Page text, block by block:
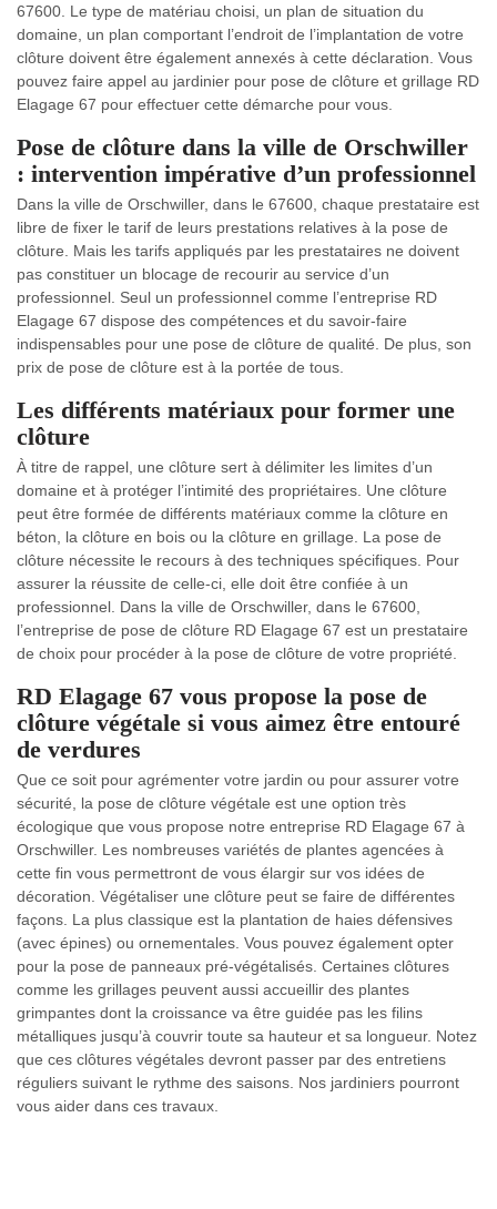
67600. Le type de matériau choisi, un plan de situation du
domaine, un plan comportant l’endroit de l’implantation de votre
clôture doivent être également annexés à cette déclaration. Vous
pouvez faire appel au jardinier pour pose de clôture et grillage RD
Elagage 67 pour effectuer cette démarche pour vous.
Pose de clôture dans la ville de Orschwiller
: intervention impérative d’un professionnel
Dans la ville de Orschwiller, dans le 67600, chaque prestataire est
libre de fixer le tarif de leurs prestations relatives à la pose de
clôture. Mais les tarifs appliqués par les prestataires ne doivent
pas constituer un blocage de recourir au service d’un
professionnel. Seul un professionnel comme l’entreprise RD
Elagage 67 dispose des compétences et du savoir-faire
indispensables pour une pose de clôture de qualité. De plus, son
prix de pose de clôture est à la portée de tous.
Les différents matériaux pour former une
clôture
À titre de rappel, une clôture sert à délimiter les limites d’un
domaine et à protéger l’intimité des propriétaires. Une clôture
peut être formée de différents matériaux comme la clôture en
béton, la clôture en bois ou la clôture en grillage. La pose de
clôture nécessite le recours à des techniques spécifiques. Pour
assurer la réussite de celle-ci, elle doit être confiée à un
professionnel. Dans la ville de Orschwiller, dans le 67600,
l’entreprise de pose de clôture RD Elagage 67 est un prestataire
de choix pour procéder à la pose de clôture de votre propriété.
RD Elagage 67 vous propose la pose de
clôture végétale si vous aimez être entouré
de verdures
Que ce soit pour agrémenter votre jardin ou pour assurer votre
sécurité, la pose de clôture végétale est une option très
écologique que vous propose notre entreprise RD Elagage 67 à
Orschwiller. Les nombreuses variétés de plantes agencées à
cette fin vous permettront de vous élargir sur vos idées de
décoration. Végétaliser une clôture peut se faire de différentes
façons. La plus classique est la plantation de haies défensives
(avec épines) ou ornementales. Vous pouvez également opter
pour la pose de panneaux pré-végétalisés. Certaines clôtures
comme les grillages peuvent aussi accueillir des plantes
grimpantes dont la croissance va être guidée pas les filins
métalliques jusqu’à couvrir toute sa hauteur et sa longueur. Notez
que ces clôtures végétales devront passer par des entretiens
réguliers suivant le rythme des saisons. Nos jardiniers pourront
vous aider dans ces travaux.